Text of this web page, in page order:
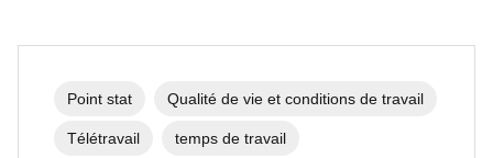
Point stat Qualité de vie et conditions de travail
Télétravail temps de travail